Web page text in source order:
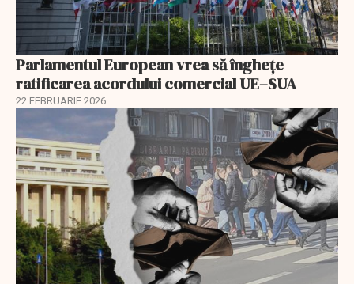
Parlamentul European vrea să înghețe
ratificarea acordului comercial UE–SUA
22 FEBRUARIE 2026